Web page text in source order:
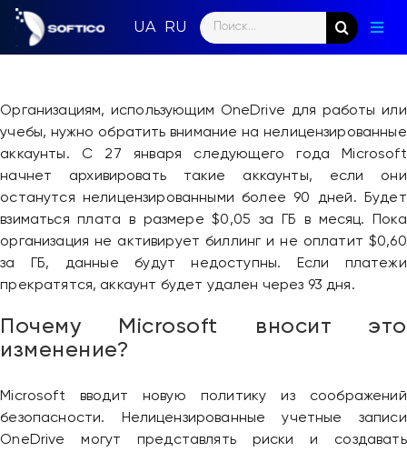
Skip
content
Search
for:
Организациям, использующим OneDrive для работы или
учебы, нужно обратить внимание на нелицензированные
аккаунты. С 27 января следующего года Microsoft
начнет архивировать такие аккаунты, если они
останутся нелицензированными более 90 дней. Будет
взиматься плата в размере $0,05 за ГБ в месяц. Пока
организация не активирует биллинг и не оплатит $0,60
за ГБ, данные будут недоступны. Если платежи
прекратятся, аккаунт будет удален через 93 дня.
Почему Microsoft вносит это
изменение?
Microsoft вводит новую политику из соображений
безопасности. Нелицензированные учетные записи
OneDrive могут представлять риски и создавать